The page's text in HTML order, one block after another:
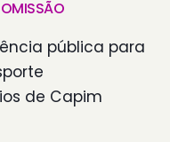
pública para
de Capim